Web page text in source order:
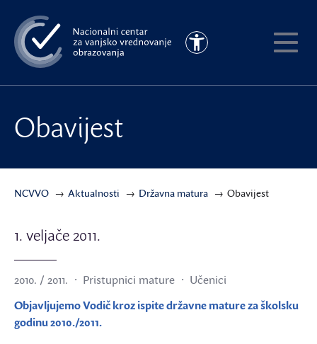
na
glavni
sadržaj
Pristupačnost
Obavijest
NCVVO Aktualnosti Državna matura Obavijest
1. veljače 2011.
2010. / 2011. Pristupnici mature
Učenici
Objavljujemo Vodič kroz ispite državne mature za školsku
godinu 2010./2011.